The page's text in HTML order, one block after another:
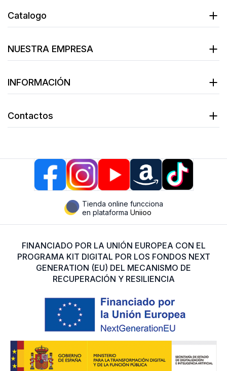
Catalogo
NUESTRA EMPRESA
INFORMACIÓN
Contactos
Tienda online funcciona
en plataforma Uniioo
FINANCIADO POR LA UNIÓN EUROPEA CON EL
PROGRAMA KIT DIGITAL POR LOS FONDOS NEXT
GENERATION (EU) DEL MECANISMO DE
RECUPERACIÓN Y RESILIENCIA